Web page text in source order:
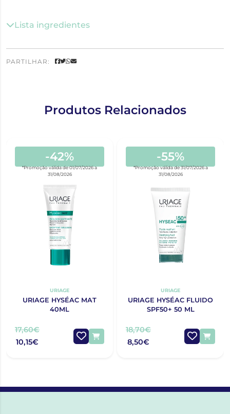
Lista ingredientes
PARTILHAR:
Produtos Relacionados
-42%
*Promoção válida de 01/07/2026 a
31/08/2026
URIAGE
URIAGE HYSÉAC MAT
40ML
17,60€
10,15€
-55%
*Promoção válida de 31/07/2026 a
31/08/2026
URIAGE
URIAGE HYSÉAC FLUIDO
SPF50+ 50 ML
18,70€
8,50€